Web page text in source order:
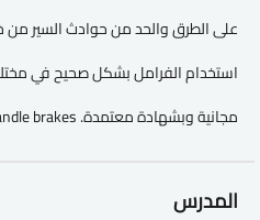
على الطرق والحد من حوادث السير من
استخدام الفرامل بشكل صحيح في
مجانية وبشهادة معتمدة. The correct way to handle brakes
المدرس